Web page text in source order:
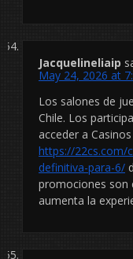
Jacquelineliaip
May 24, 2026 at
Los salones de
Chile. Los
acceder a
https://22cs.com/
definitiva-para-6/
promociones son
aumenta la